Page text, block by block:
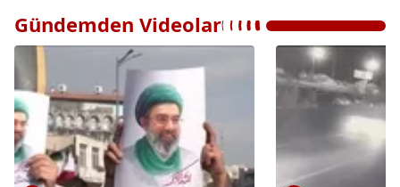
Gündemden Videolar